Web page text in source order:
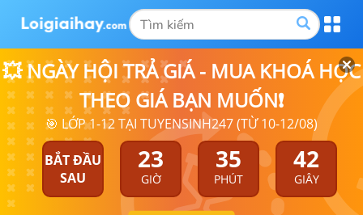
💥 NGÀY HỘI TRẢ GIÁ - MUA KHOÁ HỌC
THEO GIÁ BẠN MUỐN❗
🎯 LỚP 1-12 TẠI TUYENSINH247 (TỪ 10-12/08)
BẮT ĐẦU
SAU
23
GIỜ
35
PHÚT
41
GIÂY